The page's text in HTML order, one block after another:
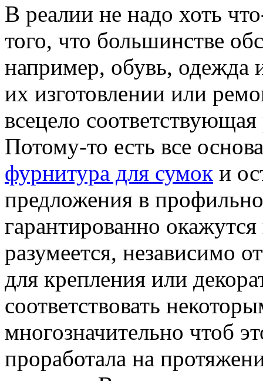
В рeaлии нe надо хоть
того, что большинстве
например, обувь, одежда
их изготовлении или
всецело
Потому-то есть все
фурнитура для сумок и
предложения в
гарантированно
разумеется, независимо
для крепления или
соответствовать
многозначительно чтоб
проработала на